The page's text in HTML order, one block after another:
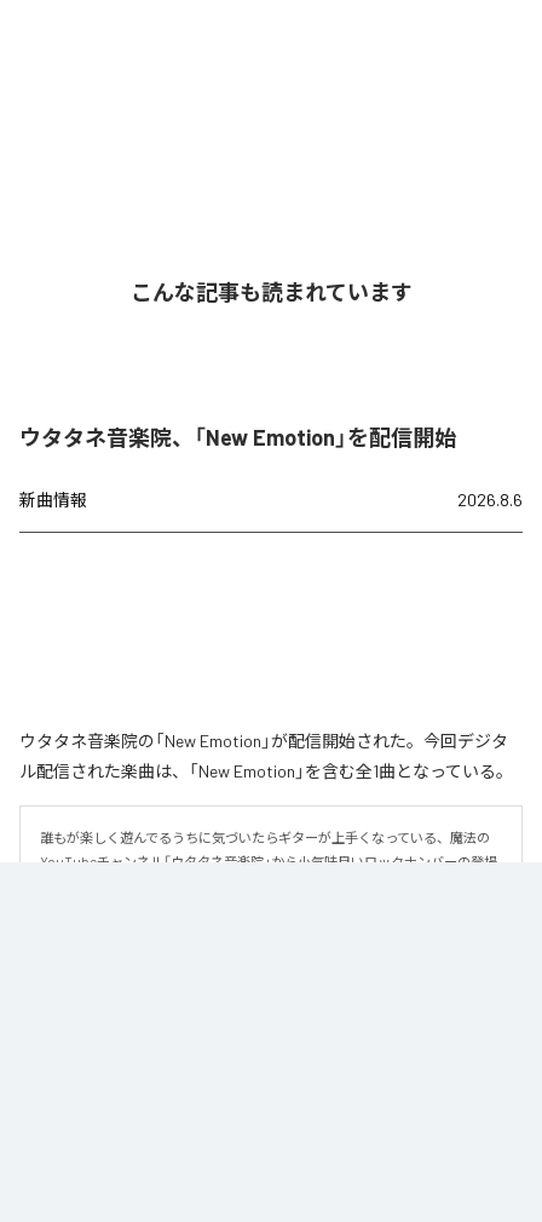
こんな記事も読まれています
ウタタネ音楽院、「New Emotion」を配信開始
新曲情報 2026.8.6
ウタタネ音楽院の「New Emotion」が配信開始された。今回デジタ
ル配信された楽曲は、「New Emotion」を含む全1曲となっている。
誰もが楽しく遊んでるうちに気づいたらギターが上手くなっている、魔法の
YouTubeチャンネル「ウタタネ音楽院」から小気味良いロックナンバーの登場